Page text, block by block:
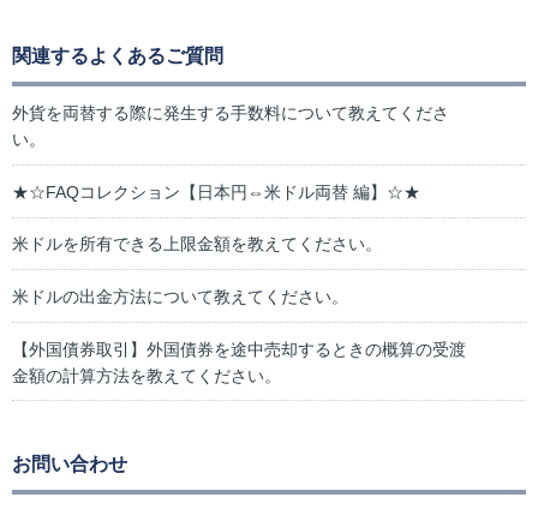
関連するよくあるご質問
外貨を両替する際に発生する手数料について教えてくださ
い。
★☆FAQコレクション【日本円⇔米ドル両替 編】☆★
米ドルを所有できる上限金額を教えてください。
米ドルの出金方法について教えてください。
【外国債券取引】外国債券を途中売却するときの概算の受渡
金額の計算方法を教えてください。
お問い合わせ